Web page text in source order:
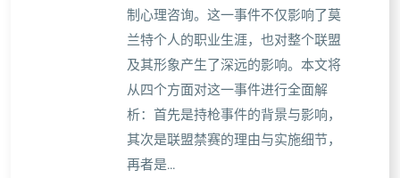
制心理咨询。这一事件不仅影响了莫
兰特个人的职业生涯，也对整个联盟
及其形象产生了深远的影响。本文将
从四个方面对这一事件进行全面解
析：首先是持枪事件的背景与影响，
其次是联盟禁赛的理由与实施细节，
再者是...